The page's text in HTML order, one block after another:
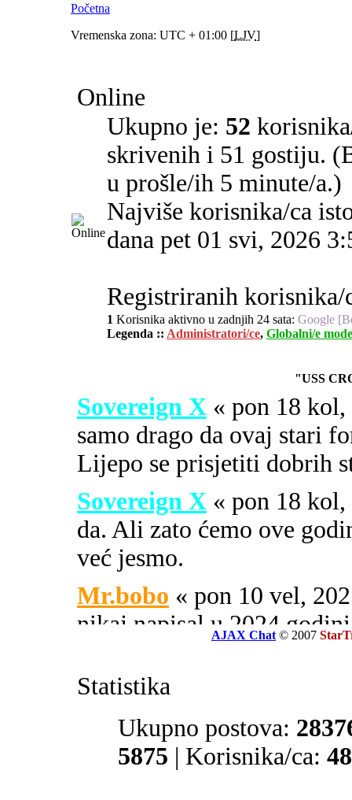
Početna
Vremenska zona: UTC + 01:00 [LJV]
Online
Ukupno je: 52
skrivenih i 51 gostiju.
u prošle/ih 5 minute/a.)
Najviše korisnika/ca
dana pet 01 svi, 2026
Registriranih
1 Korisnika aktivno u zadnjih 24 sata: Google
Legenda :: Administratori/ce, Globalni/e
"USS
Sovereign X « pon 18
samo drago da ovaj stari
Lijepo se prisjetiti dobrih
Sovereign X « pon 18
da. Ali zato ćemo ove
već jesmo.
Mr.bobo « pon 10 vel,
nikaj napisal u 2024
SOA ili PIPA.
El Zvonko« uto 16 svi,
prate tajne službe sekcije
AJAX Chat © 2007
Statistika
Ukupno postova:
5875 | Korisnika/ca: